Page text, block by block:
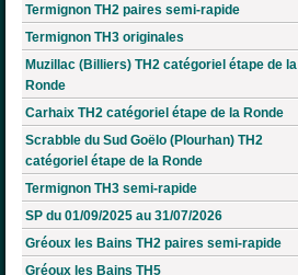
Termignon TH2 paires semi-rapide
Termignon TH3 originales
Muzillac (Billiers) TH2 catégoriel étape de la
Ronde
Carhaix TH2 catégoriel étape de la Ronde
Scrabble du Sud Goëlo (Plourhan) TH2
catégoriel étape de la Ronde
Termignon TH3 semi-rapide
SP du 01/09/2025 au 31/07/2026
Gréoux les Bains TH2 paires semi-rapide
Gréoux les Bains TH5